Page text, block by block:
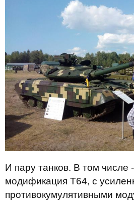
И пару танков. В том числе
модификация Т64, с
противокумулятивными